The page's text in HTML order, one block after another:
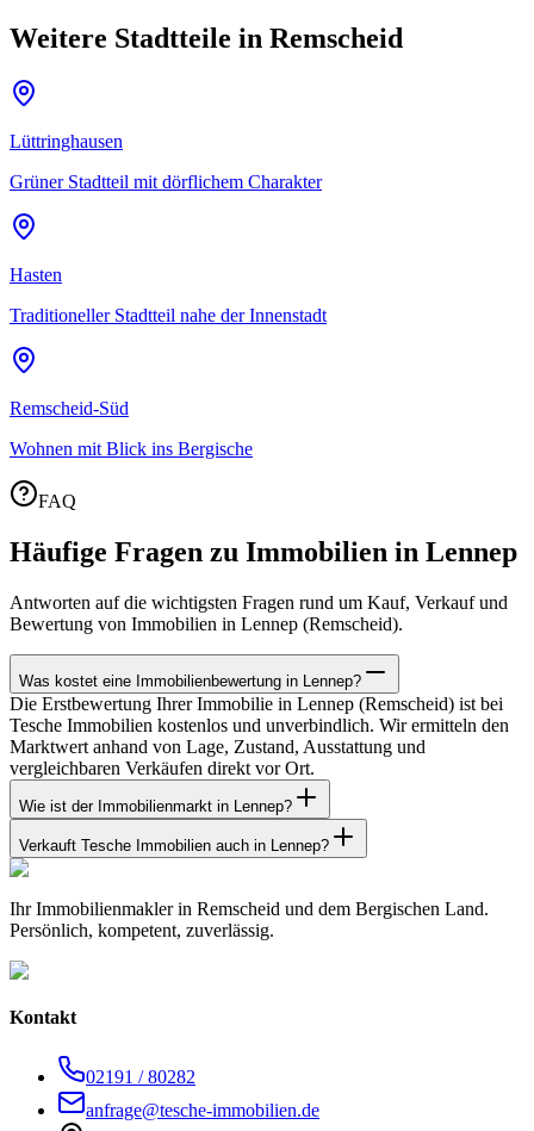
Weitere Stadtteile in Remscheid
Lüttringhausen
Grüner Stadtteil mit dörflichem Charakter
Hasten
Traditioneller Stadtteil nahe der Innenstadt
Remscheid-Süd
Wohnen mit Blick ins Bergische
FAQ
Häufige Fragen zu Immobilien in Lennep
Antworten auf die wichtigsten Fragen rund um Kauf, Verkauf und
Bewertung von Immobilien in Lennep (Remscheid).
Was kostet eine Immobilienbewertung in Lennep?
Die Erstbewertung Ihrer Immobilie in Lennep (Remscheid) ist bei
Tesche Immobilien kostenlos und unverbindlich. Wir ermitteln den
Marktwert anhand von Lage, Zustand, Ausstattung und
vergleichbaren Verkäufen direkt vor Ort.
Wie ist der Immobilienmarkt in Lennep?
Verkauft Tesche Immobilien auch in Lennep?
Ihr Immobilienmakler in Remscheid und dem Bergischen Land.
Persönlich, kompetent, zuverlässig.
Kontakt
02191 / 80282
anfrage@tesche-immobilien.de